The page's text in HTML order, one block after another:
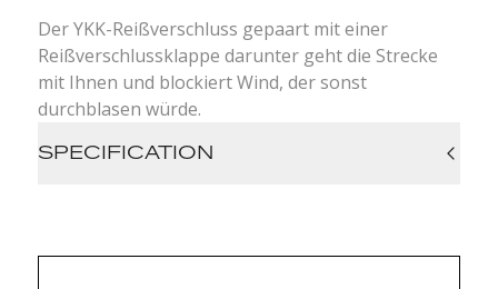
Der YKK-Reißverschluss gepaart mit einer
Reißverschlussklappe darunter geht die Strecke
mit Ihnen und blockiert Wind, der sonst
durchblasen würde.
SPECIFICATION
Fully Dyed